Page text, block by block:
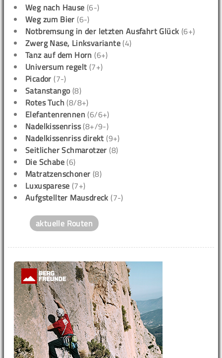
Weg nach Hause (6-)
Weg zum Bier (6-)
Notbremsung in der letzten Ausfahrt Glück (6+)
Zwerg Nase, Linksvariante (4)
Tanz auf dem Horn (6+)
Universum regelt (7+)
Picador (7-)
Satanstango(8)
Rotes Tuch (8/8+)
Elefantenrennen (6/6+)
Nadelkissenriss(8+/9-)
Nadelkissenriss direkt (9+)
Seitlicher Schmarotzer (8)
Die Schabe (6)
Matratzenschoner (8)
Luxusparese (7+)
Aufgstellter Mausdreck (7-)
aktuelle Routen